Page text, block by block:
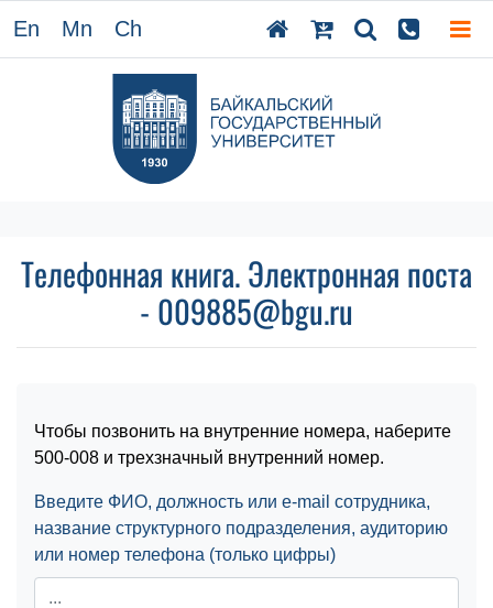
En Mn Ch
Телефонная книга. Электронная поста
- 009885@bgu.ru
Чтобы позвонить на внутренние номера, наберите
500-008 и трехзначный внутренний номер.
Введите ФИО, должность или e-mail сотрудника,
название структурного подразделения, аудиторию
или номер телефона (только цифры)